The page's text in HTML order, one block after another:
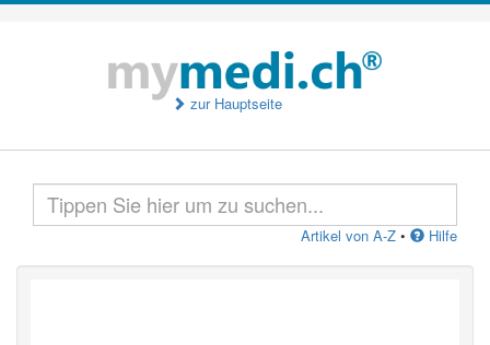
zur Hauptseite
Artikel von A-Z • Hilfe